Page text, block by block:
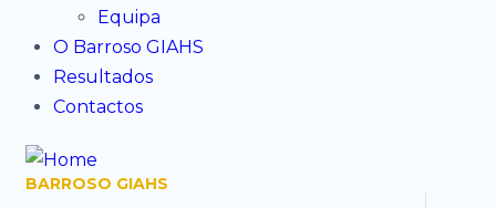
Equipa
O Barroso GIAHS
Resultados
Contactos
BARROSO GIAHS